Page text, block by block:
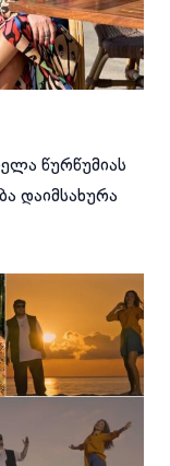
წურწუმიას
დაიმსახურა